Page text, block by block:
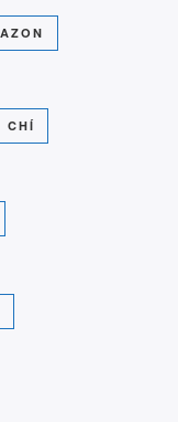
CHÍ